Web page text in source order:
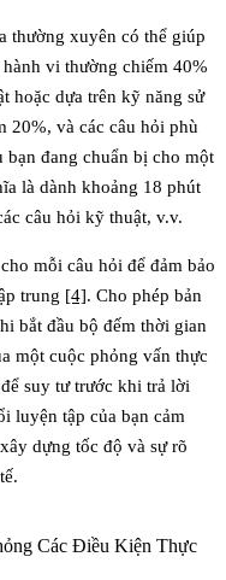
thường xuyên có thể giúp
vi thường chiếm 40%
hoặc dựa trên kỹ năng sử
20%, và các câu hỏi phù
bạn đang chuẩn bị cho một
là dành khoảng 18 phút
câu hỏi kỹ thuật, v.v.
mỗi câu hỏi để đảm bảo
trung [4]. Cho phép bản
bắt đầu bộ đếm thời gian
một cuộc phỏng vấn thực
suy tư trước khi trả lời
luyện tập của bạn cảm
dựng tốc độ và sự rõ
Các Điều Kiện Thực